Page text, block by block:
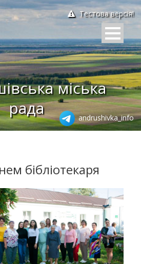
Тестова версія!
міська
рада
andrushivka_info
бібліотекаря